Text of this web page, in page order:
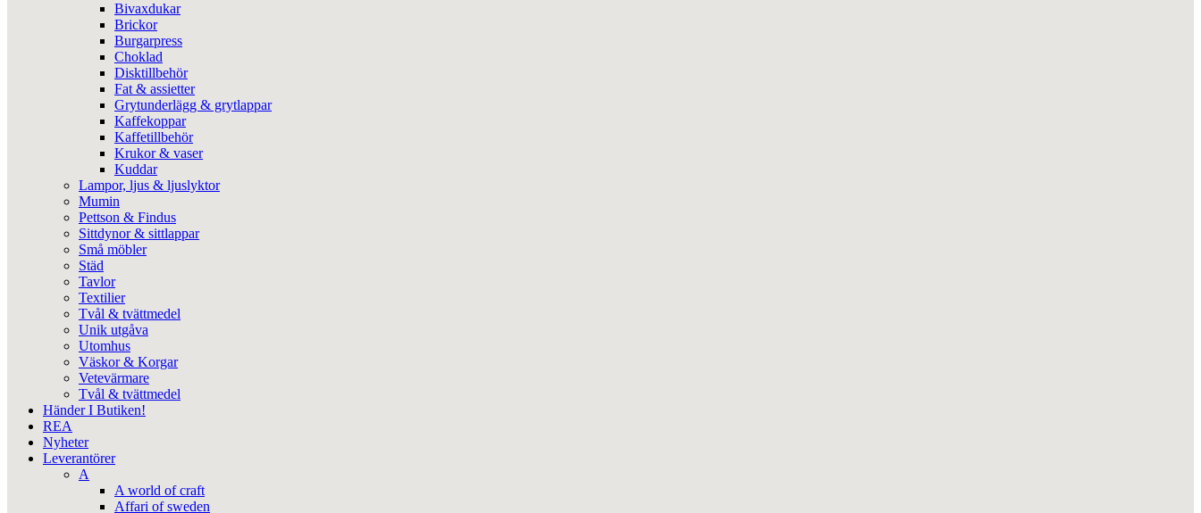
Bivaxdukar
Brickor
Burgarpress
Choklad
Disktillbehör
Fat & assietter
Grytunderlägg & grytlappar
Kaffekoppar
Kaffetillbehör
Krukor & vaser
Kuddar
Lampor, ljus & ljuslyktor
Mumin
Pettson & Findus
Sittdynor & sittlappar
Små möbler
Städ
Tavlor
Textilier
Tvål & tvättmedel
Unik utgåva
Utomhus
Väskor & Korgar
Vetevärmare
Tvål & tvättmedel
Händer I Butiken!
REA
Nyheter
Leverantörer
A
A world of craft
Affari of sweden